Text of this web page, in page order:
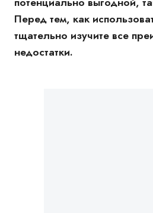
Перед тем, как
тщательно изучите все
недостатки.